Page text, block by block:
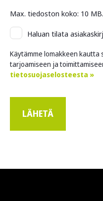
Max. tiedoston koko: 10 MB.
Asiakaskirje
Haluan tilata
Käytämme lomakkeen
tarjoamiseen ja
tietosuojaselosteesta »